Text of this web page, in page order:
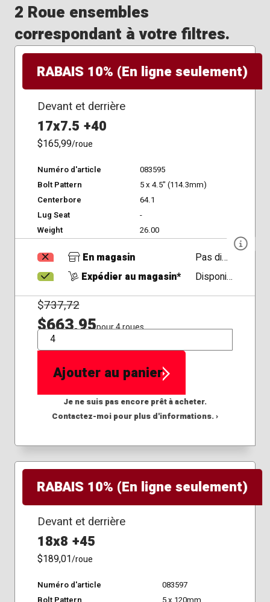
2 Roue ensembles
correspondant à votre filtres.
RABAIS 10% (En ligne seulement)
Devant et derrière
17x7.5 +40
$165,99/roue
Numéro d'article
083595
Bolt Pattern
5 x 4.5" (114.3mm)
Centerbore
64.1
Lug Seat
-
Weight
26.00
En magasin
Pas disponible
Expédier au magasin*
Disponible
$737,72
$663,95pour 4 roues
QTÉ
Ajouter au panier
Je ne suis pas encore prêt à acheter.
Contactez-moi pour plus d'informations. ›
RABAIS 10% (En ligne seulement)
Devant et derrière
18x8 +45
$189,01/roue
Numéro d'article
083597